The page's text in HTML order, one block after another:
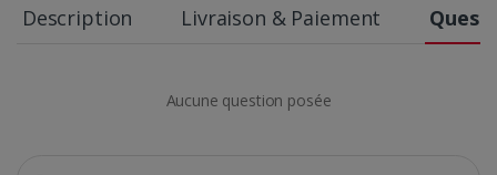
Description Livraison & Paiement
Aucune question posée